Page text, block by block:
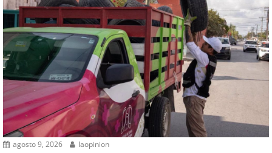
agosto 9, 2026 laopinion